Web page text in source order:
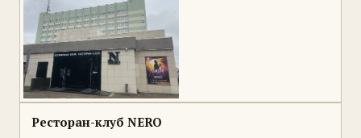
Ресторан-клуб NERO